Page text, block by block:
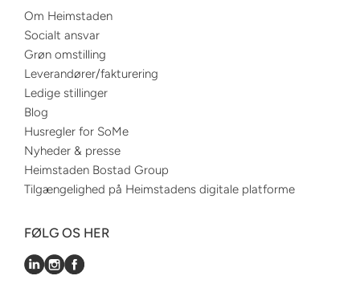
Om Heimstaden
Socialt ansvar
Grøn omstilling
Leverandører/fakturering
Ledige stillinger
Blog
Husregler for SoMe
Nyheder & presse
Heimstaden Bostad Group
Tilgængelighed på Heimstadens digitale platforme
FØLG OS HER